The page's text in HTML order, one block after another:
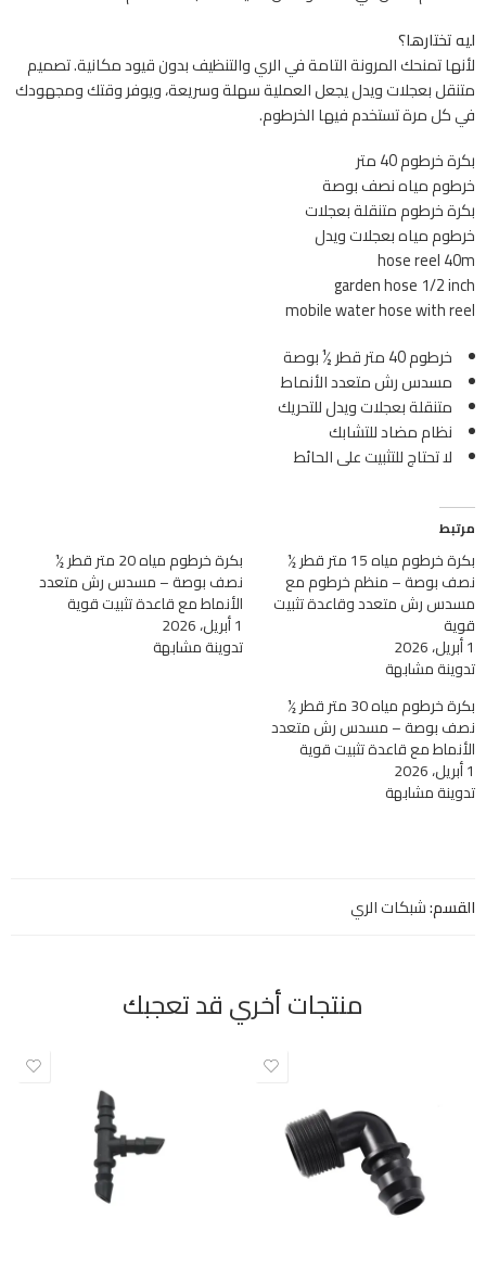
ليه تختارها؟
لأنها تمنحك المرونة التامة في الري والتنظيف بدون قيود مكانية. تصميم
متنقل بعجلات ويدل يجعل العملية سهلة وسريعة، ويوفر وقتك ومجهودك
في كل مرة تستخدم فيها الخرطوم.
بكرة خرطوم 40 متر
خرطوم مياه نصف بوصة
بكرة خرطوم متنقلة بعجلات
خرطوم مياه بعجلات ويدل
hose reel 40m
garden hose 1/2 inch
mobile water hose with reel
خرطوم 40 متر قطر ½ بوصة
مسدس رش متعدد الأنماط
متنقلة بعجلات ويدل للتحريك
نظام مضاد للتشابك
لا تحتاج للتثبيت على الحائط
مرتبط
بكرة خرطوم مياه 15 متر قطر ½
نصف بوصة – منظم خرطوم مع
مسدس رش متعدد وقاعدة تثبيت
قوية
1 أبريل، 2026
تدوينة مشابهة
بكرة خرطوم مياه 20 متر قطر ½
نصف بوصة – مسدس رش متعدد
الأنماط مع قاعدة تثبيت قوية
1 أبريل، 2026
تدوينة مشابهة
بكرة خرطوم مياه 30 متر قطر ½
نصف بوصة – مسدس رش متعدد
الأنماط مع قاعدة تثبيت قوية
1 أبريل، 2026
تدوينة مشابهة
القسم:شبكات الري
منتجات أخري قد تعجبك